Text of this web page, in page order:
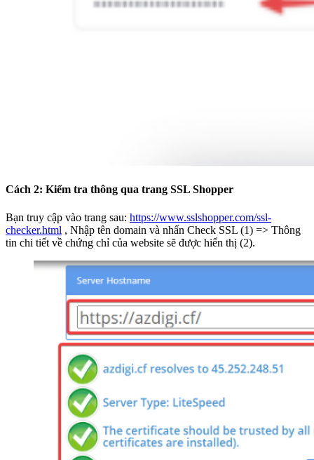
Cách 2: Kiểm tra thông qua trang SSL Shopper
Bạn truy cập vào trang sau: https://www.sslshopper.com/ssl-
checker.html , Nhập tên domain và nhấn Check SSL (1) => Thông
tin chi tiết về chứng chỉ của website sẽ được hiển thị (2).